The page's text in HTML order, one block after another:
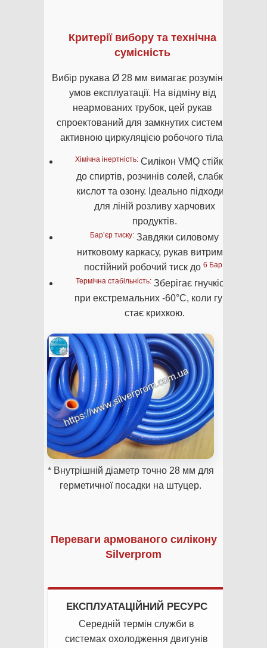
Критерії вибору та технічна
сумісність
Вибір рукава Ø 28 мм вимагає розуміння
умов експлуатації. На відміну від
неармованих трубок, цей рукав
спроектований для замкнутих систем з
активною циркуляцією робочого тіла:
Хімічна інертність: Силікон VMQ стійкий
до спиртів, розчинів солей, слабких
кислот та озону. Ідеально підходить
для ліній розливу харчових
продуктів.
Бар’єр тиску: Завдяки силовому
нитковому каркасу, рукав витримує
постійний робочий тиск до 6 Бар
Термічна стабільність: Зберігає гнучкість
при екстремальних -60°C, коли гума
стає крихкою.
* Внутрішній діаметр точно 28 мм для
герметичної посадки на штуцер.
Переваги армованого силікону
Silverprom
ЕКСПЛУАТАЦІЙНИЙ РЕСУРС
Середній термін служби в
системах охолодження двигунів